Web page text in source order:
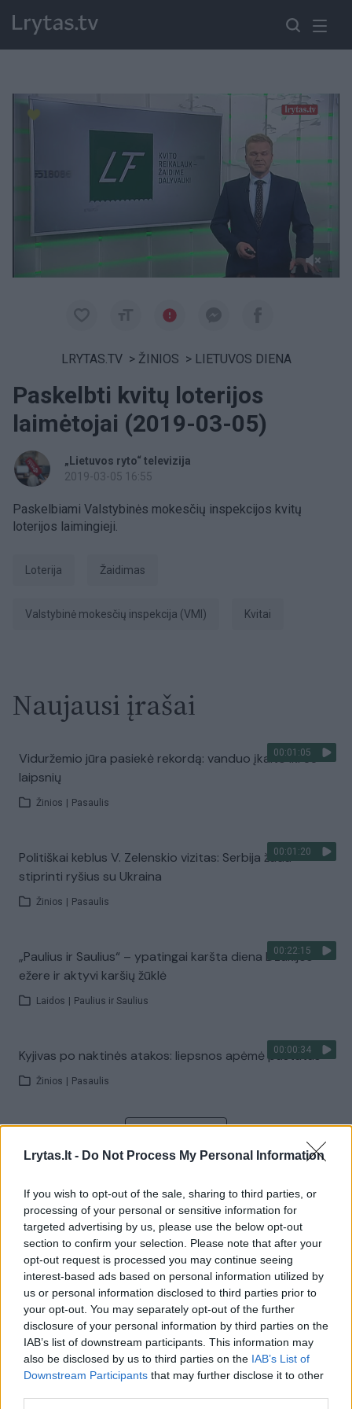
Lrytas.lt - Do Not Process My Personal Information
If you wish to opt-out of the sale, sharing to third parties, or
processing of your personal or sensitive information for
targeted advertising by us, please use the below opt-out
section to confirm your selection. Please note that after your
opt-out request is processed you may continue seeing
interest-based ads based on personal information utilized by
us or personal information disclosed to third parties prior to
your opt-out. You may separately opt-out of the further
disclosure of your personal information by third parties on the
IAB’s list of downstream participants. This information may
also be disclosed by us to third parties on the IAB’s List of
Downstream Participants that may further disclose it to other
LRYTAS.TV > ŽINIOS > LIETUVOS DIENA
Paskelbti kvitų loterijos
laimėtojai (2019-03-05)
„Lietuvos ryto“ televizija
2019-03-05 16:55
Paskelbiami Valstybinės mokesčių inspekcijos kvitų
loterijos laimingieji.
Loterija Žaidimas
Valstybinė mokesčių inspekcija (VMI) kvitai
Naujausi įrašai
00:01:05
Viduržemio jūra pasiekė rekordą: vanduo įkaito iki 33
laipsnių
Žinios Pasaulis
00:01:20
Politiškai keblus V. Zelenskio vizitas: Serbija žada
stiprinti ryšius su Ukraina
Žinios Pasaulis
00:22:15
„Paulius ir Saulius“ – ypatingai karšta diena Dzūkijos
ežere ir aktyvi karšių žūklė
Laidos Paulius ir Saulius
00:00:34
Kyjivas po naktinės atakos: liepsnos apėmė pastatus
Žinios Pasaulis
Žiūrimiausi įrašai
00:00:30
Vaizdai iš tragiškos avarijos Vilniaus r.: dviejų moterų ir
vaiko gyvybių išgelbėti nepavyko
Žinios | Lietuvos diena
00:00:57
Savaitės vidurys nusimato karštas: temperatūra kils iki
32 laipsnių šilumos